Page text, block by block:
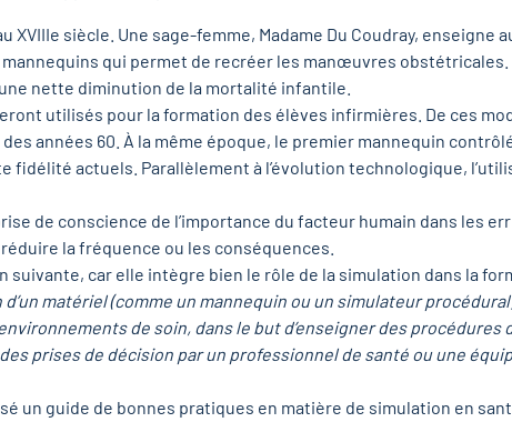
siècle. Une sage-femme, Madame Du Coudray, enseigne
qui permet de recréer les manœuvres
nette diminution de la mortalité infantile.
utilisés pour la formation des élèves infirmières. De ces
années 60. À la même époque, le premier mannequin
fidélité actuels. Parallèlement à l’évolution technologique,
de conscience de l’importance du facteur humain dans les
la fréquence ou les conséquences.
suivante, car elle intègre bien le rôle de la simulation dans la
matériel (comme un mannequin ou un simulateur
de soin, dans le but d’enseigner des
prises de décision par un professionnel de santé ou une
un guide de bonnes pratiques en matière de simulation en